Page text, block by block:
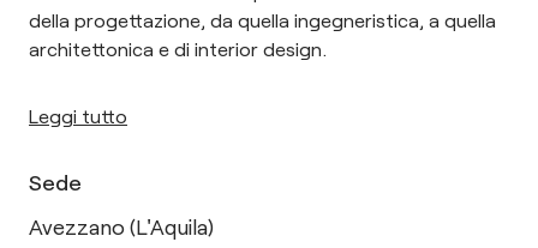
della progettazione, da quella ingegneristica, a quella
architettonica e di interior design.
Leggi tutto
Sede
Avezzano (L'Aquila)